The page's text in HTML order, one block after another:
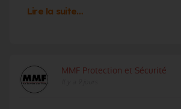
Lire la suite…
MMF Protection et Sécurité